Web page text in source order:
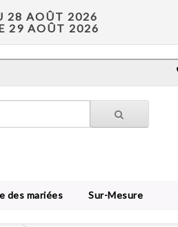
28 AOÛT 2026
29 AOÛT 2026
des mariées Sur-Mesure